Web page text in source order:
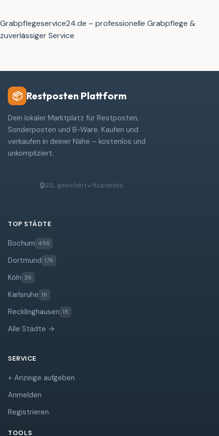
Grabpflegeservice24.de – professionelle Grabpflege &
zuverlässiger Service
📦 Restposten Plattform
Dein lokaler Marktplatz für Restposten,
Sonderposten und B-Ware. Kaufen und
verkaufen in deiner Nähe – kostenlos und
unkompliziert.
🔒SSL gesichert✓Kostenlos
TOP STÄDTE
Bochum 458
Dortmund 178
Köln 26
Karlsruhe 16
Recklinghausen 15
Alle Städte →
SERVICE
+ Anzeige aufgeben
Anmelden
Registrieren
TOOLS